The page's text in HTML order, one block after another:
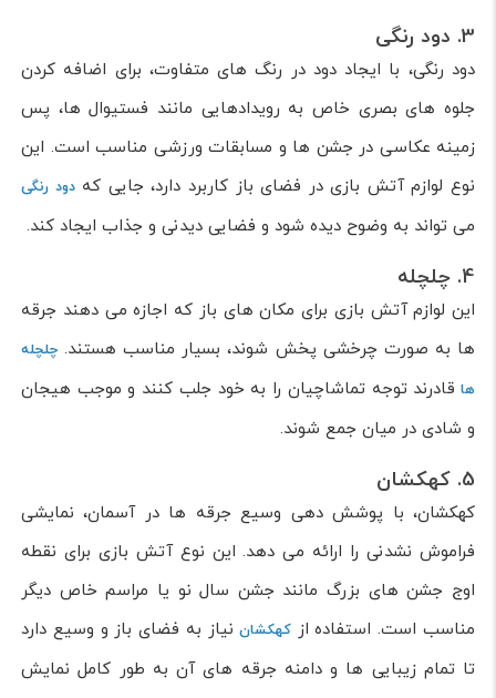
3. دود رنگی
دود رنگی، با ایجاد دود در رنگ های متفاوت، برای اضافه کردن
جلوه های بصری خاص به رویدادهایی مانند فستیوال ها، پس
زمینه عکاسی در جشن ها و مسابقات ورزشی مناسب است. این
نوع لوازم آتش بازی در فضای باز کاربرد دارد، جایی کهدود رنگی
می تواند به وضوح دیده شود و فضایی دیدنی و جذاب ایجاد کند.
4. چلچله
این لوازم آتش بازی برای مکان های باز که اجازه می دهند جرقه
ها به صورت چرخشی پخش شوند، بسیار مناسب هستند. چلچله
ها قادرند توجه تماشاچیان را به خود جلب کنند و موجب هیجان
و شادی در میان جمع شوند.
5. کهکشان
کهکشان، با پوشش دهی وسیع جرقه ها در آسمان، نمایشی
فراموش نشدنی را ارائه می دهد. این نوع آتش بازی برای نقطه
اوج جشن های بزرگ مانند جشن سال نو یا مراسم خاص دیگر
مناسب است. استفاده ازکهکشان نیاز به فضای باز و وسیع دارد
تا تمام زیبایی ها و دامنه جرقه های آن به طور کامل نمایش